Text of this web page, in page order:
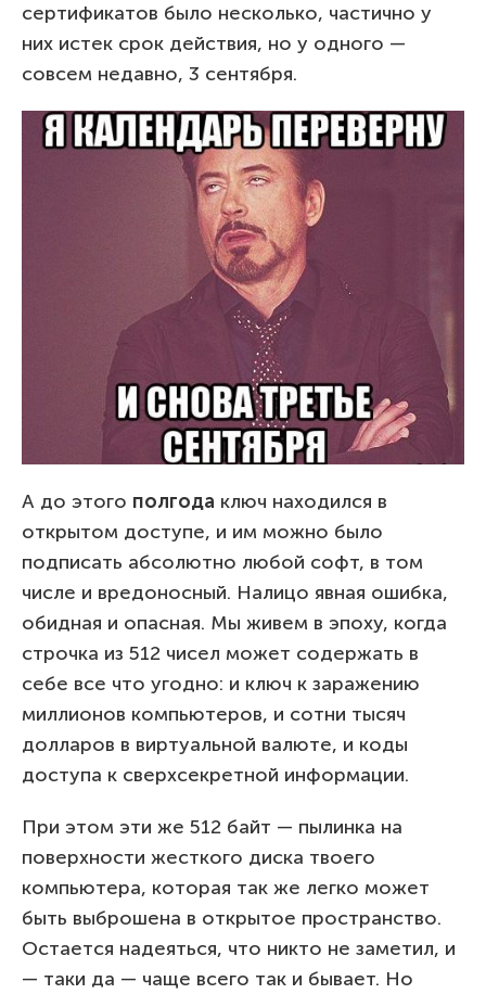
сертификатов было несколько, частично у
них истек срок действия, но у одного —
совсем недавно, 3 сентября.
А до этого полгода ключ находился в
открытом доступе, и им можно было
подписать абсолютно любой софт, в том
числе и вредоносный. Налицо явная ошибка,
обидная и опасная. Мы живем в эпоху, когда
строчка из 512 чисел может содержать в
себе все что угодно: и ключ к заражению
миллионов компьютеров, и сотни тысяч
долларов в виртуальной валюте, и коды
доступа к сверхсекретной информации.
При этом эти же 512 байт — пылинка на
поверхности жесткого диска твоего
компьютера, которая так же легко может
быть выброшена в открытое пространство.
Остается надеяться, что никто не заметил, и
— таки да — чаще всего так и бывает. Но